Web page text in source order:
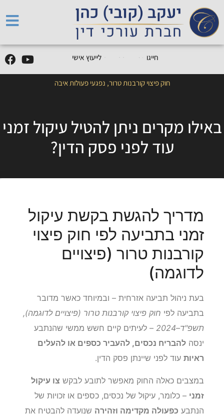
חייגו 9 9 1 לייעוץ אישי
חוק פיצוי קורבנות טרור, נפגעי פעולות איבה
באילו מקרים ניתן להטיל עיקול זמני
עוד לפני פסק הדין?
מדריך להגשת בקשת עיקול
זמני בתביעה לפי חוק פיצוי
קורבנות טרור (פיצויים
לדוגמה)
בעת ניהול תביעה אזרחית – ובמיוחד כאשר מדובר
בתביעה לפי חוק פיצוי קורבנות טרור (פיצויים לדוגמה),
תשפ"ד–2024
– לעיתים קיים חשש ממשי שהנתבע
ינסה להבריח נכסים, להעביר כספים או להעלים
ראיות עוד לפני שיינתן פסק הדין.
במצבים כאלה החוק מאפשר לתובע לבקש צו עיקול
זמני – כלומר, עיקול של נכסים, כספים או זכויות של
הנתבע כפעולה מקדימה וזהירה שנועדה להבטיח את